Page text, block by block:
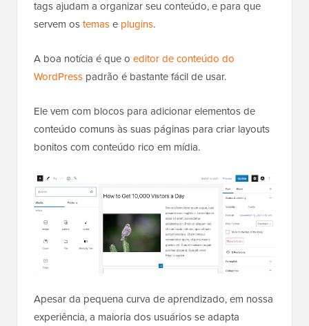
tags ajudam a organizar seu conteúdo, e para que
servem ostemase plugins.
A boa notícia é que o editor de conteúdo do
WordPress padrão é bastante fácil de usar.
Ele vem com blocos para adicionar elementos de
conteúdo comuns às suas páginas para criar layouts
bonitos com conteúdo rico em mídia.
Apesar da pequena curva de aprendizado, em nossa
experiência, a maioria dos usuários se adapta